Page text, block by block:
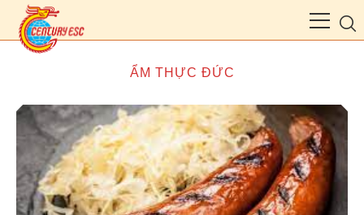
ẨM THỰC ĐỨC